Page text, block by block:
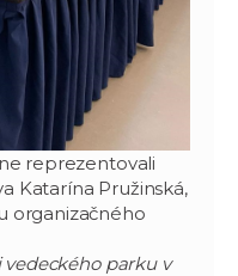
reprezentovali
Katarína Pružinská,
organizačného
vedeckého parku v